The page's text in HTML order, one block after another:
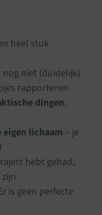
heel stuk
niet (duidelijk)
rapporteren
dingen:
lichaam – je
hebt gehad,
is geen perfecte